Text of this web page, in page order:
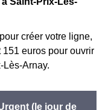
créer votre ligne,
euros pour ouvrir
Lès-Arnay.